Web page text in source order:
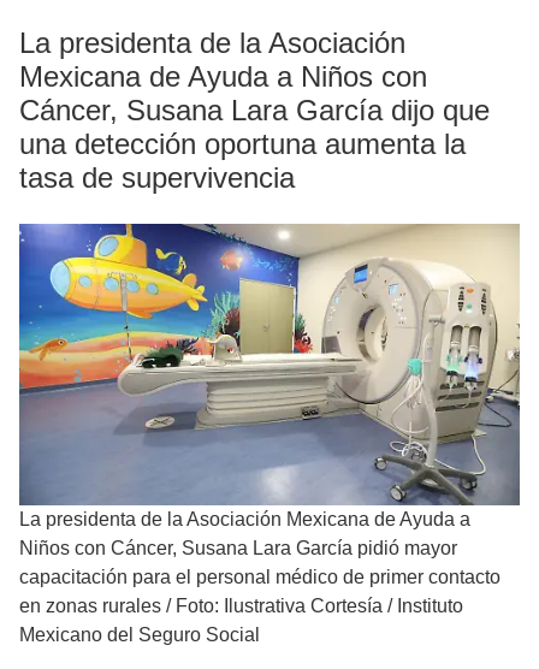
La presidenta de la Asociación
Mexicana de Ayuda a Niños con
Cáncer, Susana Lara García dijo que
una detección oportuna aumenta la
tasa de supervivencia
La presidenta de la Asociación Mexicana de Ayuda a
Niños con Cáncer, Susana Lara García pidió mayor
capacitación para el personal médico de primer contacto
en zonas rurales / Foto: Ilustrativa Cortesía / Instituto
Mexicano del Seguro Social